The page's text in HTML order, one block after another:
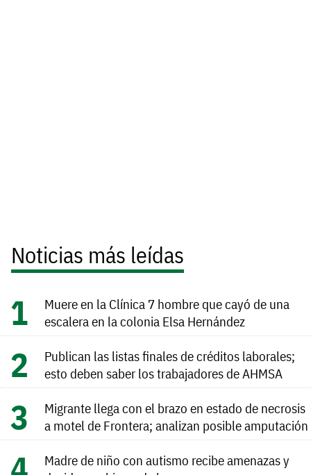
Noticias más leídas
Muere en la Clínica 7 hombre que cayó de una
escalera en la colonia Elsa Hernández
Publican las listas finales de créditos laborales;
esto deben saber los trabajadores de AHMSA
Migrante llega con el brazo en estado de necrosis
a motel de Frontera; analizan posible amputación
Madre de niño con autismo recibe amenazas y